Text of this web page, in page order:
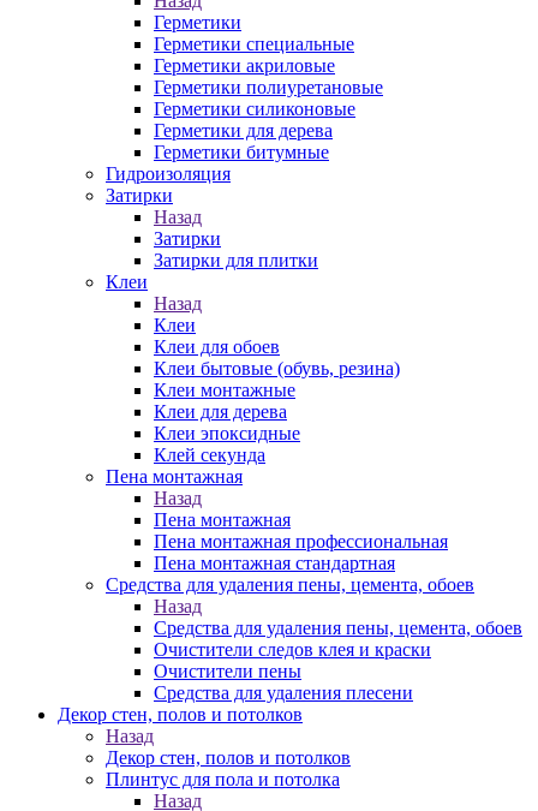
Герметики
Герметики специальные
Герметики акриловые
Герметики полиуретановые
Герметики силиконовые
Герметики для дерева
Герметики битумные
Гидроизоляция
Затирки
Назад
Затирки
Затирки для плитки
Клеи
Назад
Клеи
Клеи для обоев
Клеи бытовые (обувь, резина)
Клеи монтажные
Клеи для дерева
Клеи эпоксидные
Клей секунда
Пена монтажная
Назад
Пена монтажная
Пена монтажная профессиональная
Пена монтажная стандартная
Средства для удаления пены, цемента, обоев
Назад
Средства для удаления пены, цемента, обоев
Очистители следов клея и краски
Очистители пены
Средства для удаления плесени
Декор стен, полов и потолков
Назад
Декор стен, полов и потолков
Плинтус для пола и потолка
Назад